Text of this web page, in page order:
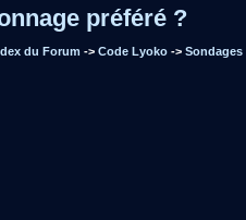
préféré ?
du Forum -> Code Lyoko -> Sondages